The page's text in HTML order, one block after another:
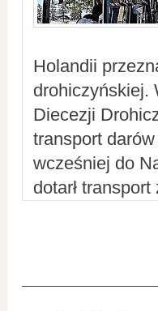
Holandii
drohiczyńskiej.
Diecezji
transport
wcześniej do
dotarł